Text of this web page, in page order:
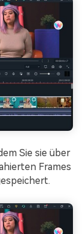
Sie sie über
Frames